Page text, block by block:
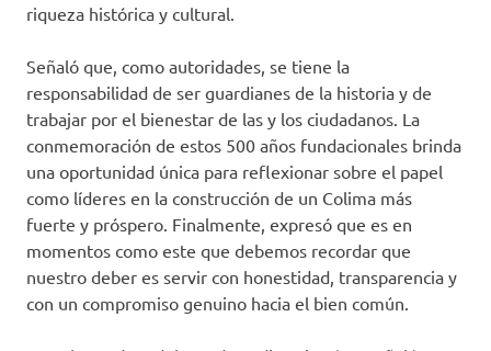
riqueza histórica y cultural.
Señaló que, como autoridades, se tiene la
responsabilidad de ser guardianes de la historia y de
trabajar por el bienestar de las y los ciudadanos. La
conmemoración de estos 500 años fundacionales brinda
una oportunidad única para reflexionar sobre el papel
como líderes en la construcción de un Colima más
fuerte y próspero. Finalmente, expresó que es en
momentos como este que debemos recordar que
nuestro deber es servir con honestidad, transparencia y
con un compromiso genuino hacia el bien común.